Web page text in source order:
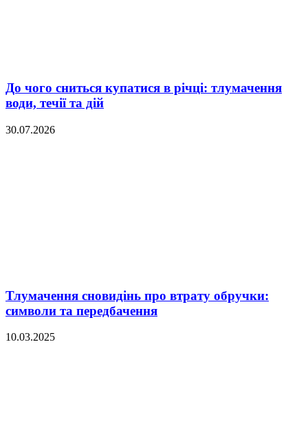
До чого сниться купатися в річці: тлумачення
води, течії та дій
30.07.2026
Тлумачення сновидінь про втрату обручки:
символи та передбачення
10.03.2025